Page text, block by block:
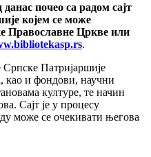
почео са радом сајт
којем се може
Православне Цркве или
.
Патријаршије
као и фондови, научни
културе, те начин
Сајт је у процесу
може се очекивати његова